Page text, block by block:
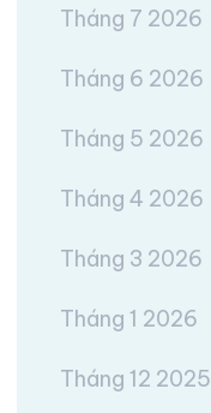
Tháng 7 2026
Tháng 6 2026
Tháng 5 2026
Tháng 4 2026
Tháng 3 2026
Tháng 1 2026
Tháng 12 2025